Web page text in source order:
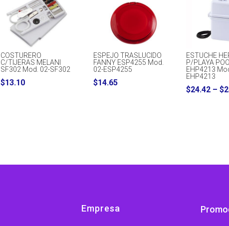
COSTURERO
C/TIJERAS MELANI
SF302 Mod. 02-SF302
$13.10
ESPEJO TRASLUCIDO
FANNY ESP4255 Mod.
02-ESP4255
$14.65
ESTUCHE
P/PLAYA
EHP4213
EHP4213
$24.42 – $
Empresa